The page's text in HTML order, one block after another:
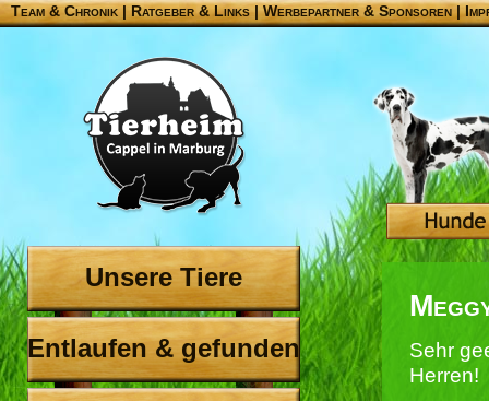
Team & Chronik |Ratgeber & Links|Werbepartner & Sponsoren|
Unsere Tiere
Entlaufen & gefunden
Sehr
Herren!